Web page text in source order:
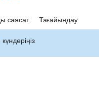
саясат Тағайындау